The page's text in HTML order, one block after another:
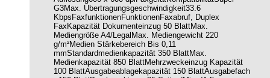
G3Max. Übertragungsgeschwindigkeit33.6
KbpsFaxfunktionenFunktionenFaxabruf, Duplex
FaxKapazität Dokumenteinzug 50 BlattMax.
Mediengröße A4/LegalMax. Mediengewicht 220
g/m²Medien Stärkebereich Bis 0,11
mmStandardmedienkapazität 350 BlattMax.
Medienkapazität 850 BlattMehrzweckeinzug Kapazität
100 BlattAusgabeablagekapazität 150 BlattAusgabefach